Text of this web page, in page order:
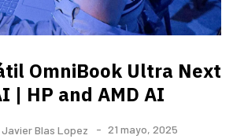
OmniBook Ultra ​Next
| HP and AMD AI
Javier Blas Lopez 21 mayo, 2025